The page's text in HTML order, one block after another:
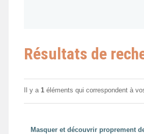
Résultats de
Il y a 1 éléments qui correspondent à
Masquer et découvrir proprement